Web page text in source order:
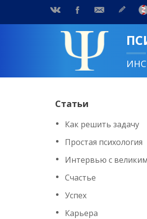
Статьи
Как решить задачу
Простая психология
Интервью с
Счастье
Успех
Карьера